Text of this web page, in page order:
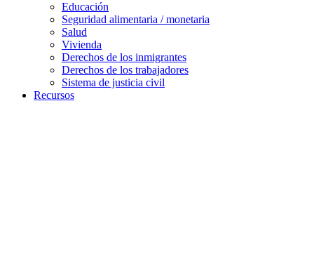
Educación
Seguridad alimentaria / monetaria
Salud
Vivienda
Derechos de los inmigrantes
Derechos de los trabajadores
Sistema de justicia civil
Recursos